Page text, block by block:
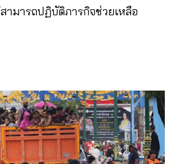
ามารถปฏิบัติภารกิจช่วยเหลือ